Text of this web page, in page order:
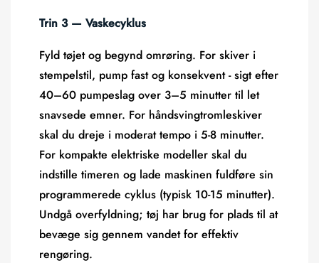
Trin 3 — Vaskecyklus
Fyld tøjet og begynd omrøring. For skiver i
stempelstil, pump fast og konsekvent - sigt efter
40–60 pumpeslag over 3–5 minutter til let
snavsede emner. For håndsvingtromleskiver
skal du dreje i moderat tempo i 5-8 minutter.
For kompakte elektriske modeller skal du
indstille timeren og lade maskinen fuldføre sin
programmerede cyklus (typisk 10-15 minutter).
Undgå overfyldning; tøj har brug for plads til at
bevæge sig gennem vandet for effektiv
rengøring.